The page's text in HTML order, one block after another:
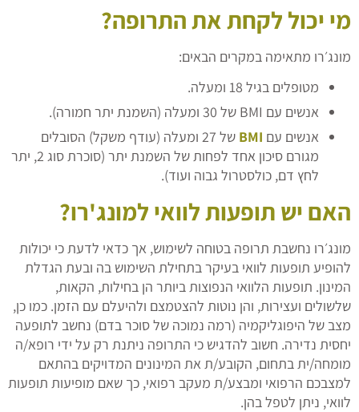
מי יכול לקחת את התרופה?
מונג׳רו מתאימה במקרים הבאים:
מטופלים בגיל 18 ומעלה.
אנשים עם BMI של 30 ומעלה (השמנת יתר חמורה).
אנשים עם BMI
של 27 ומעלה (עודף משקל) הסובלים
מגורם סיכון אחד לפחות של השמנת יתר (סוכרת סוג 2, יתר
לחץ דם, כולסטרול גבוה ועוד).
האם יש תופעות לוואי למונג'רו?
מונג׳רו נחשבת תרופה בטוחה לשימוש, אך כדאי לדעת כי יכולות
להופיע תופעות לוואי בעיקר בתחילת השימוש בה ובעת הגדלת
המינון. תופעות הלוואי הנפוצות ביותר הן בחילות, הקאות,
שלשולים ועצירות, והן נוטות להצטמצם ולהיעלם עם הזמן. כמו כן,
מצב של היפוגליקמיה (רמה נמוכה של סוכר בדם) נחשב לתופעה
יחסית נדירה. חשוב להדגיש כי התרופה ניתנת רק על ידי רופא/ה
מומחה/ית בתחום, הקובע/ת את המינונים המדויקים בהתאם
למצבכם הרפואי ומבצע/ת מעקב רפואי, כך שאם מופיעות תופעות
לוואי, ניתן לטפל בהן.